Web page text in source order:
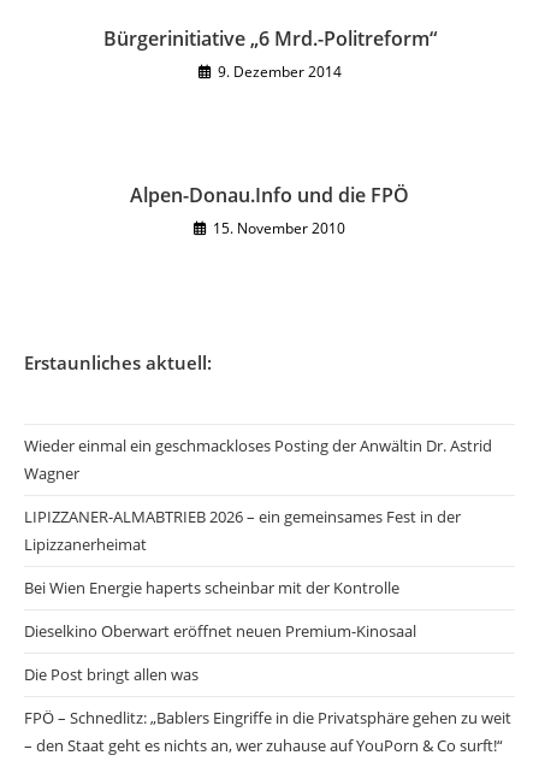
Bürgerinitiative „6 Mrd.-Politreform“
9. Dezember 2014
Alpen-Donau.Info und die FPÖ
15. November 2010
Erstaunliches aktuell:
Wieder einmal ein geschmackloses Posting der Anwältin Dr. Astrid
Wagner
LIPIZZANER-ALMABTRIEB 2026 – ein gemeinsames Fest in der
Lipizzanerheimat
Bei Wien Energie haperts scheinbar mit der Kontrolle
Dieselkino Oberwart eröffnet neuen Premium-Kinosaal
Die Post bringt allen was
FPÖ – Schnedlitz: „Bablers Eingriffe in die Privatsphäre gehen zu weit
– den Staat geht es nichts an, wer zuhause auf YouPorn & Co surft!“